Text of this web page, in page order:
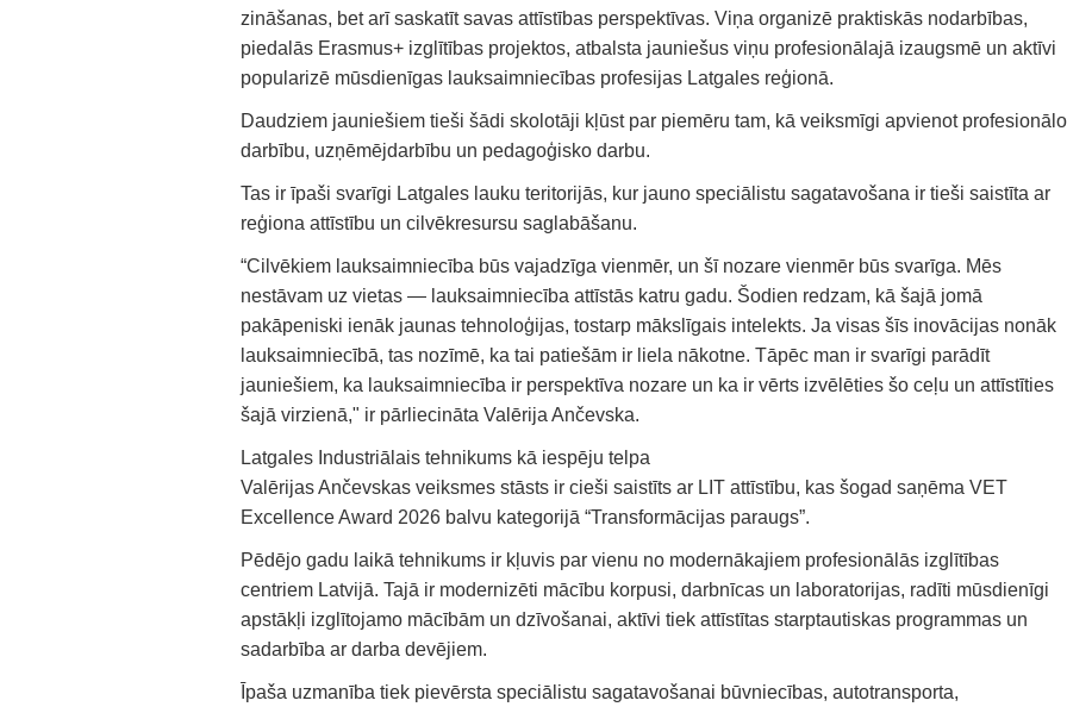
zināšanas, bet arī saskatīt savas attīstības perspektīvas. Viņa organizē praktiskās nodarbības,
piedalās Erasmus+ izglītības projektos, atbalsta jauniešus viņu profesionālajā izaugsmē un aktīvi
popularizē mūsdienīgas lauksaimniecības profesijas Latgales reģionā.
Daudziem jauniešiem tieši šādi skolotāji kļūst par piemēru tam, kā veiksmīgi apvienot profesionālo
darbību, uzņēmējdarbību un pedagoģisko darbu.
Tas ir īpaši svarīgi Latgales lauku teritorijās, kur jauno speciālistu sagatavošana ir tieši saistīta ar
reģiona attīstību un cilvēkresursu saglabāšanu.
“Cilvēkiem lauksaimniecība būs vajadzīga vienmēr, un šī nozare vienmēr būs svarīga. Mēs
nestāvam uz vietas — lauksaimniecība attīstās katru gadu. Šodien redzam, kā šajā jomā
pakāpeniski ienāk jaunas tehnoloģijas, tostarp mākslīgais intelekts. Ja visas šīs inovācijas nonāk
lauksaimniecībā, tas nozīmē, ka tai patiešām ir liela nākotne. Tāpēc man ir svarīgi parādīt
jauniešiem, ka lauksaimniecība ir perspektīva nozare un ka ir vērts izvēlēties šo ceļu un attīstīties
šajā virzienā," ir pārliecināta Valērija Ančevska.
Latgales Industriālais tehnikums kā iespēju telpa
Valērijas Ančevskas veiksmes stāsts ir cieši saistīts ar LIT attīstību, kas šogad saņēma VET
Excellence Award 2026 balvu kategorijā “Transformācijas paraugs”.
Pēdējo gadu laikā tehnikums ir kļuvis par vienu no modernākajiem profesionālās izglītības
centriem Latvijā. Tajā ir modernizēti mācību korpusi, darbnīcas un laboratorijas, radīti mūsdienīgi
apstākļi izglītojamo mācībām un dzīvošanai, aktīvi tiek attīstītas starptautiskas programmas un
sadarbība ar darba devējiem.
Īpaša uzmanība tiek pievērsta speciālistu sagatavošanai būvniecības, autotransporta,